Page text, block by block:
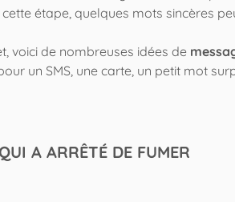
étape, quelques mots sincères
voici de nombreuses idées de
un SMS, une carte, un petit mot
A ARRÊTÉ DE FUMER